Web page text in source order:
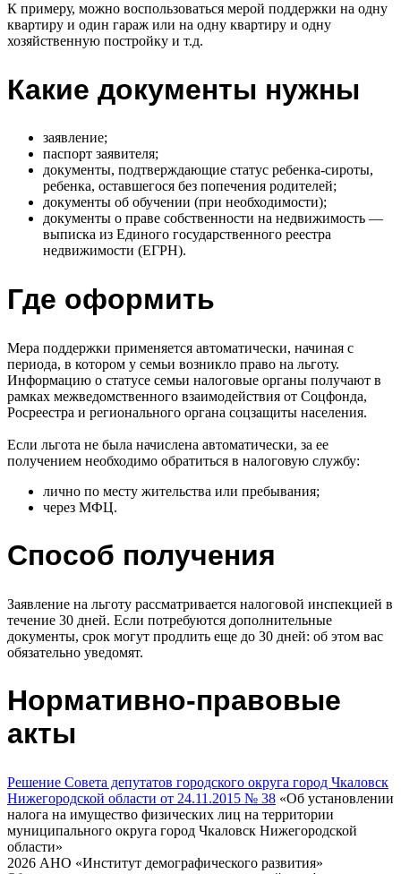
К примеру, можно воспользоваться мерой поддержки на одну
квартиру и один гараж или на одну квартиру и одну
хозяйственную постройку и т.д.
Какие документы нужны
заявление;
паспорт заявителя;
документы, подтверждающие статус ребенка-сироты,
ребенка, оставшегося без попечения родителей;
документы об обучении (при необходимости);
документы о праве собственности на недвижимость —
выписка из Единого государственного реестра
недвижимости (ЕГРН).
Где оформить
Мера поддержки применяется автоматически, начиная с
периода, в котором у семьи возникло право на льготу.
Информацию о статусе семьи налоговые органы получают в
рамках межведомственного взаимодействия от Соцфонда,
Росреестра и регионального органа соцзащиты населения.
Если льгота не была начислена автоматически, за ее
получением необходимо обратиться в налоговую службу:
лично по месту жительства или пребывания;
через МФЦ.
Способ получения
Заявление на льготу рассматривается налоговой инспекцией в
течение 30 дней. Если потребуются дополнительные
документы, срок могут продлить еще до 30 дней: об этом вас
обязательно уведомят.
Нормативно-правовые
акты
Решение Совета депутатов городского округа город Чкаловск
Нижегородской области от 24.11.2015 № 38 «Об установлении
налога на имущество физических лиц на территории
муниципального округа город Чкаловск Нижегородской
области»
2026 АНО «Институт демографического развития»